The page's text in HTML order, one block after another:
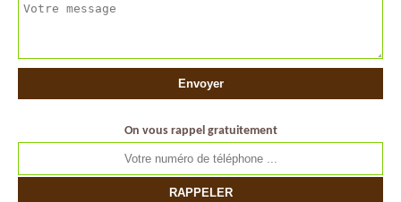
On vous rappel gratuitement